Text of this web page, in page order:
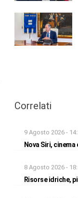
Correlati
9 Agosto 2026 -
Nova Siri,
8 Agosto 2026 -
Risorse idriche,